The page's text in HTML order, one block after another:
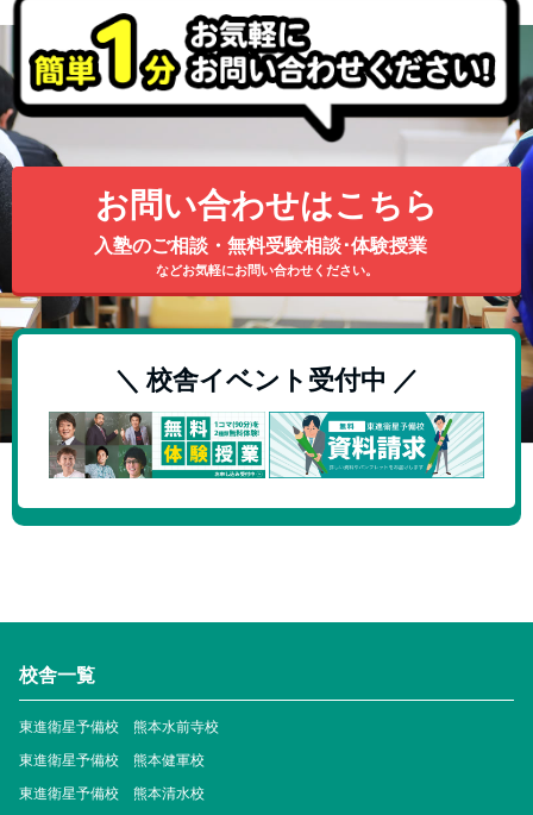
お問い合わせはこちら
入塾のご相談・無料受験相談･体験授業
などお気軽にお問い合わせください。
＼ 校舎イベント受付中 ／
校舎一覧
東進衛星予備校 熊本水前寺校
東進衛星予備校 熊本健軍校
東進衛星予備校 熊本清水校